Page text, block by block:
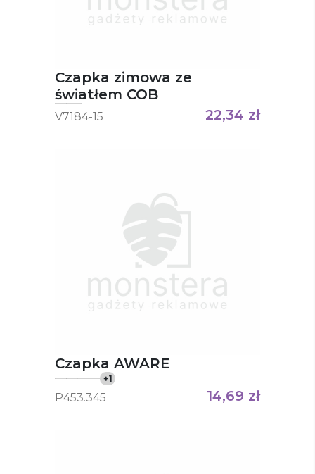
Czapka zimowa ze
światłem COB
V7184-15 22,34 zł
Czapka AWARE
+1
P453.345 14,69 zł